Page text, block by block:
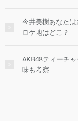
今井美樹あなた
ロケ地はどこ？
AKB48ティーチ
味も考察